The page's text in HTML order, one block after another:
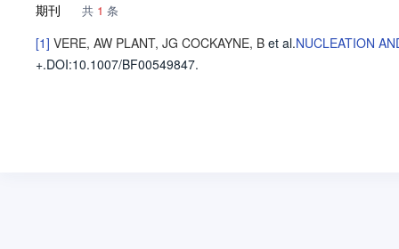
期刊 共 1 条
[1] VERE, AW PLANT, JG COCKAYNE, B et al.NUCLEATION
+.DOI:10.1007/BF00549847.